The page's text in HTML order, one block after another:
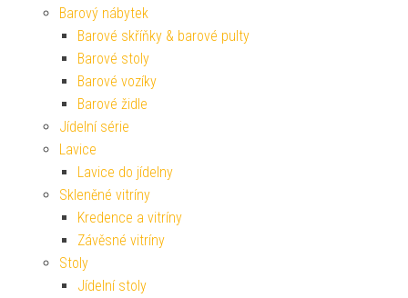
Barový nábytek
Barové skříňky & barové pulty
Barové stoly
Barové vozíky
Barové židle
Jídelní série
Lavice
Lavice do jídelny
Skleněné vitríny
Kredence a vitríny
Závěsné vitríny
Stoly
Jídelní stoly